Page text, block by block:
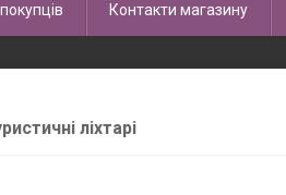
Контакти магазину
ліхтарі